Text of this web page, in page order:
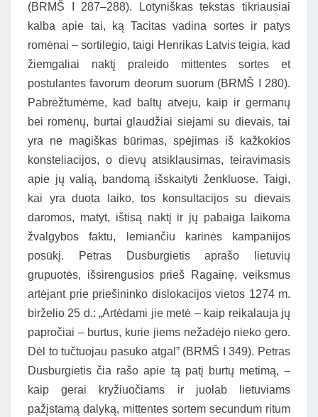
(BRMŠ I 287–288). Lotyniškas tekstas tikriausiai
kalba apie tai, ką Tacitas vadina sortes ir patys
romėnai – sortilegio, taigi Henrikas Latvis teigia, kad
žiemgaliai naktį praleido mittentes sortes et
postulantes favorum deorum suorum (BRMŠ I 280).
Pabrėžtumėme, kad baltų atveju, kaip ir germanų
bei romėnų, burtai glaudžiai siejami su dievais, tai
yra ne magiškas būrimas, spėjimas iš kažkokios
konsteliacijos, o dievų atsiklausimas, teiravimasis
apie jų valią, bandomą išskaityti ženkluose. Taigi,
kai yra duota laiko, tos konsultacijos su dievais
daromos, matyt, ištisą naktį ir jų pabaiga laikoma
žvalgybos faktu, lemiančiu karinės kampanijos
posūkį. Petras Dusburgietis aprašo lietuvių
grupuotės, išsirengusios prieš Ragainę, veiksmus
artėjant prie priešininko dislokacijos vietos 1274 m.
birželio 25 d.: „Artėdami jie metė – kaip reikalauja jų
papročiai – burtus, kurie jiems nežadėjo nieko gero.
Dėl to tučtuojau pasuko atgal” (BRMŠ I 349). Petras
Dusburgietis čia rašo apie tą patį burtų metimą, –
kaip gerai kryžiuočiams ir juolab lietuviams
pažįstamą dalyką, mittentes sortem secundum ritum